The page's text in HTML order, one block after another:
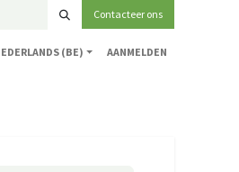
Contacteer ons
(BE) AANMELDEN